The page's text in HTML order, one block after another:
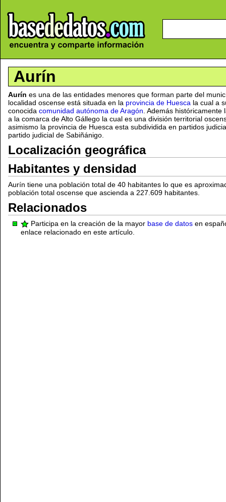
Aurín
Aurín es una de las entidades menores que forman parte del
localidad oscense está situada en la provincia de Huesca la cual a
conocida comunidad autónoma de Aragón . Además
a la comarca de Alto Gállego la cual es una división territorial
asimismo la provincia de Huesca esta subdividida en partidos
partido judicial de Sabiñánigo.
Localización geográfica
Habitantes y densidad
Aurín tiene una población total de 40 habitantes lo que es
población total oscense que ascienda a 227.609 habitantes.
Relacionados
Participa en la creación de la mayor base de datos en
enlace relacionado en este artículo.